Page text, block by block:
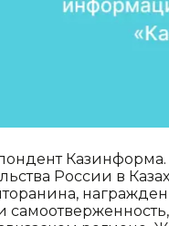
России в
и